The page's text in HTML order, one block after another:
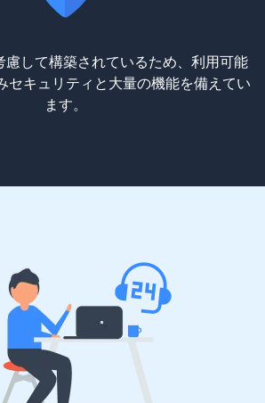
して構築されているため、利用可能
セキュリティと大量の機能を備えてい
ます。